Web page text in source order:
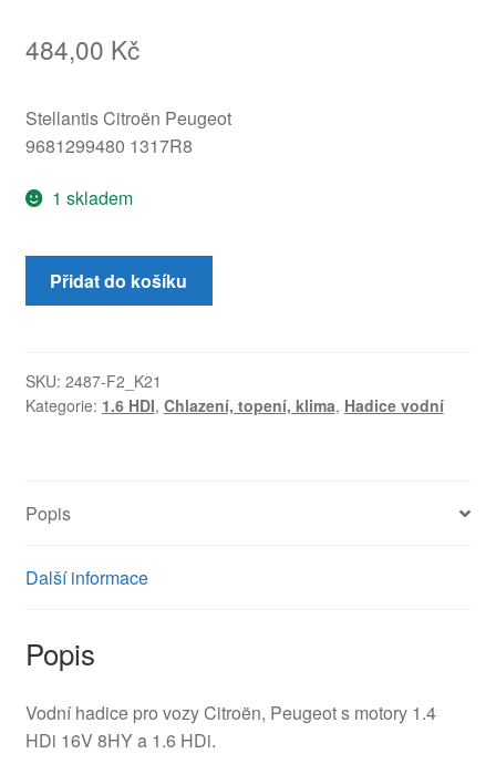
484,00 Kč
Stellantis Citroën Peugeot
9681299480 1317R8
1 skladem
Vodní
hadice
a
Peugeot
HDI
1317R8
Přidat do košíku
SKU: 2487-F2_K21
Kategorie: 1.6 HDI, Chlazení, topení, klima, Hadice vodní
Popis
Další informace
Popis
Vodní hadice pro vozy Citroën, Peugeot s motory 1.4
HDi 16V 8HY a 1.6 HDi.